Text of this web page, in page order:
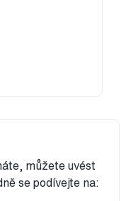
můžete uvést
se podívejte na: